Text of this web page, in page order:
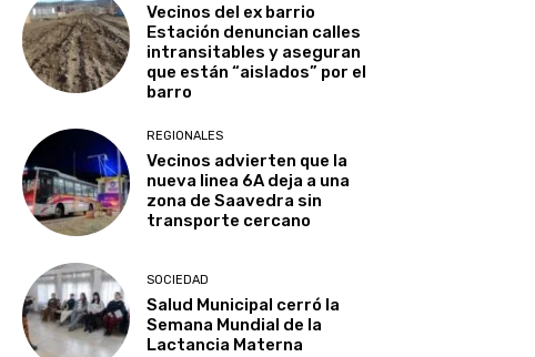
Vecinos del ex barrio
Estación denuncian calles
intransitables y aseguran
que están “aislados” por el
barro
REGIONALES
Vecinos advierten que la
nueva linea 6A deja a una
zona de Saavedra sin
transporte cercano
SOCIEDAD
Salud Municipal cerró la
Semana Mundial de la
Lactancia Materna